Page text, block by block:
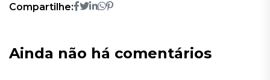
Compartilhe:
Ainda não há comentários